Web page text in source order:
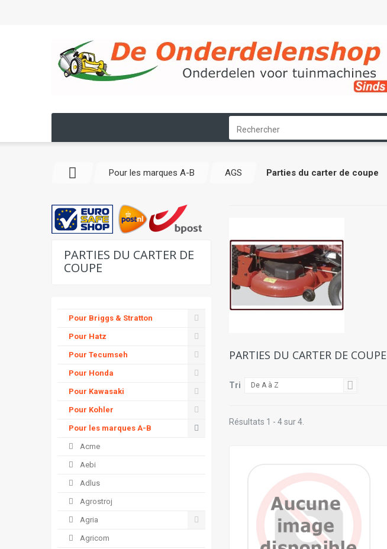
Pour les marques A-B AGS Parties du carter de coupe
PARTIES DU CARTER DE COUPE
Tri De A à Z
Résultats 1 - 4 sur 4.
PARTIES DU CARTER DE
COUPE
Pour Briggs & Stratton
Pour Hatz
Pour Tecumseh
Pour Honda
Pour Kawasaki
Pour Kohler
Pour les marques A-B
Acme
Aebi
Adlus
Agrostroj
Agria
Agricom